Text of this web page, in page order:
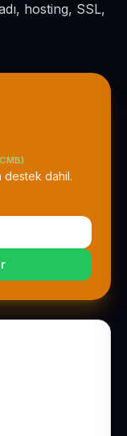
hosting, SSL,
destek dahil.